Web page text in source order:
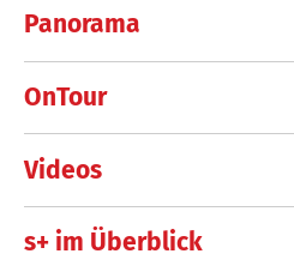
Panorama
OnTour
Videos
s+ im Überblick